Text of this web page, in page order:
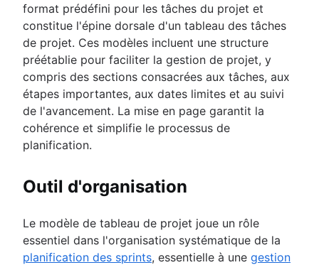
format prédéfini pour les tâches du projet et
constitue l'épine dorsale d'un tableau des tâches
de projet. Ces modèles incluent une structure
préétablie pour faciliter la gestion de projet, y
compris des sections consacrées aux tâches, aux
étapes importantes, aux dates limites et au suivi
de l'avancement. La mise en page garantit la
cohérence et simplifie le processus de
planification.
Outil d'organisation
Le modèle de tableau de projet joue un rôle
essentiel dans l'organisation systématique de la
planification des sprints, essentielle à une gestion